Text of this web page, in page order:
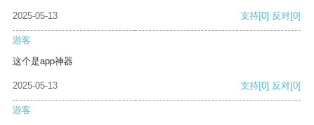
2025-05-13 支持[0] 反对[0]
游客
这个是app神器
2025-05-13 支持[0] 反对[0]
游客